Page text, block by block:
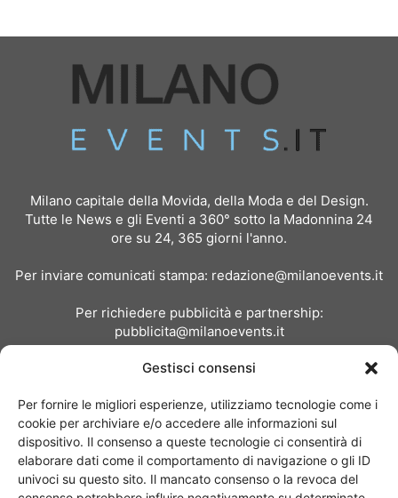
Gestisci consensi
Per fornire le migliori esperienze, utilizziamo tecnologie come i
cookie per archiviare e/o accedere alle informazioni sul
dispositivo. Il consenso a queste tecnologie ci consentirà di
elaborare dati come il comportamento di navigazione o gli ID
univoci su questo sito. Il mancato consenso o la revoca del
Milano capitale della Movida, della Moda e del Design.
Tutte le News e gli Eventi a 360° sotto la Madonnina 24
ore su 24, 365 giorni l'anno.
Per inviare comunicati stampa: redazione@milanoevents.it
Per richiedere pubblicità e partnership:
pubblicita@milanoevents.it